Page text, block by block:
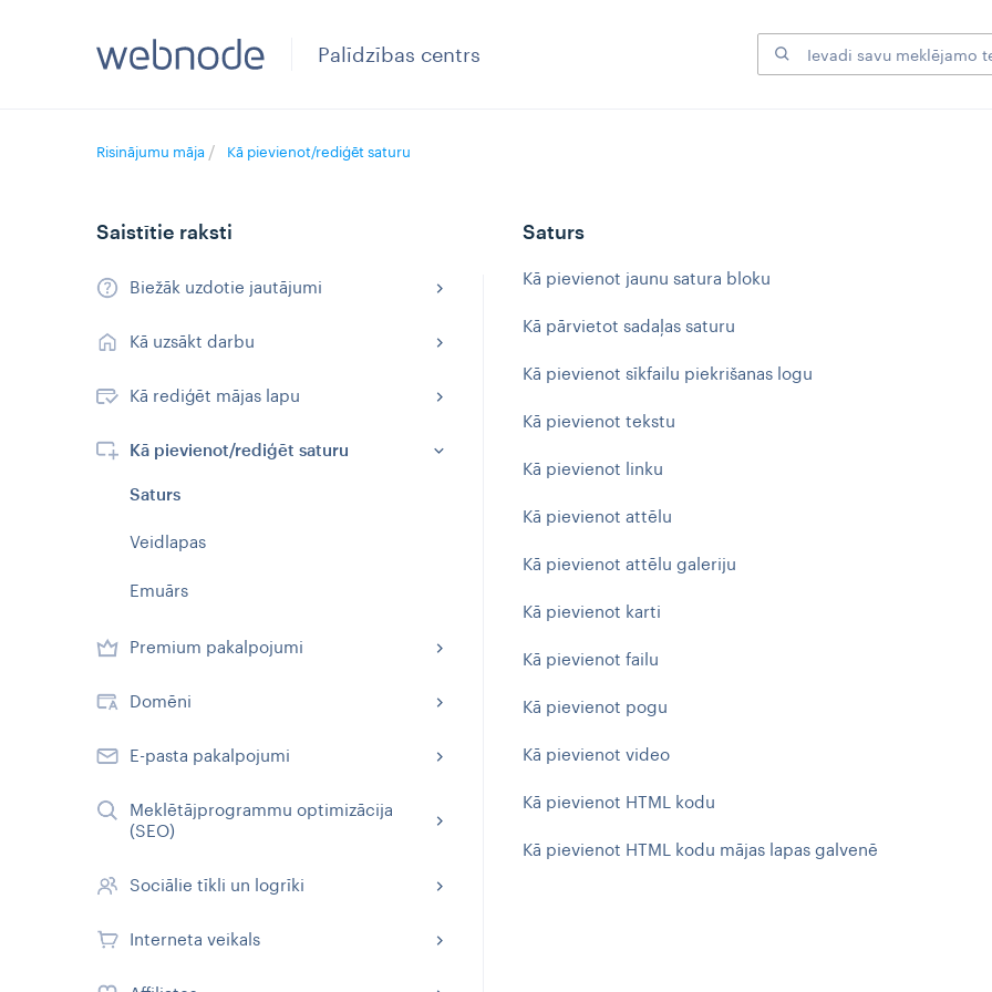
Palīdzības centrs
Risinājumu māja Kā pievienot/rediģēt saturu
Saturs
Kā pievienot jaunu satura bloku
Kā pārvietot sadaļas saturu
Kā pievienot sīkfailu piekrišanas logu
Kā pievienot tekstu
Kā pievienot linku
Kā pievienot attēlu
Kā pievienot attēlu galeriju
Kā pievienot karti
Kā pievienot failu
Kā pievienot pogu
Kā pievienot video
Kā pievienot HTML kodu
Kā pievienot HTML kodu mājas lapas galvenē
Saistītie raksti
Biežāk uzdotie jautājumi
Kā uzsākt darbu
Kā rediģēt mājas lapu
Kā pievienot/rediģēt saturu
Saturs
Veidlapas
Emuārs
Premium pakalpojumi
Domēni
E-pasta pakalpojumi
Meklētājprogrammu optimizācija
(SEO)
Sociālie tīkli un logrīki
Interneta veikals